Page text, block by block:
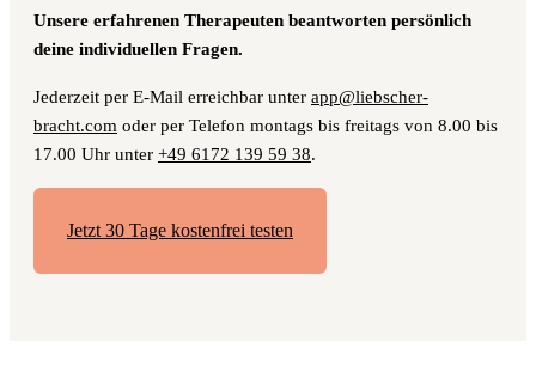
Unsere erfahrenen Therapeuten beantworten persönlich
deine individuellen Fragen.
Jederzeit per E-Mail erreichbar unter app@liebscher-
bracht.com oder per Telefon montags bis freitags von 8.00 bis
17.00 Uhr unter +49 6172 139 59 38.
Jetzt 30 Tage kostenfrei testen